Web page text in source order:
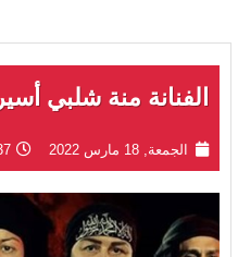
الفنانة منة شلبي
الجمعة, 18 مارس 2022